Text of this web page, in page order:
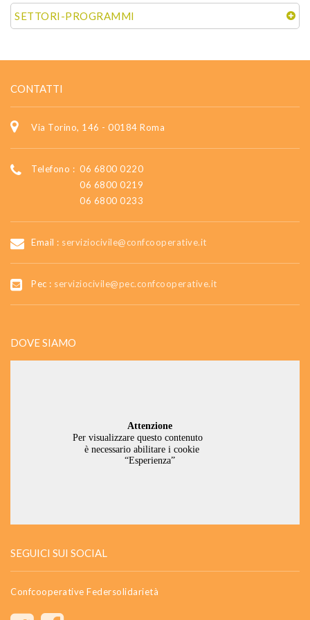
SETTORI-PROGRAMMI
CONTATTI
Via Torino, 146 - 00184 Roma
Telefono : 06 6800 0220
06 6800 0219
06 6800 0233
Email : serviziocivile@confcooperative.it
Pec : serviziocivile@pec.confcooperative.it
DOVE SIAMO
SEGUICI SUI SOCIAL
Confcooperative Federsolidarietà